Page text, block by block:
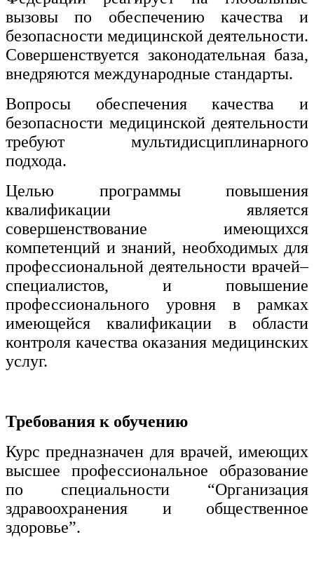
Изобразительное и прикладные виды
искусств
Средства массовой информации и
Управление в технических системах
Ветеринария и зоотехника
Подготовка к периодической
Основные Услуги
Дополнительные Услуги
вызовы по обеспечению качества и
безопасности медицинской деятельности.
Совершенствуется законодательная база,
внедряются международные стандарты.
Вопросы обеспечения качества и
безопасности медицинской деятельности
требуют мультидисциплинарного
подхода.
Целью программы повышения
квалификации является
совершенствование имеющихся
компетенций и знаний, необходимых для
профессиональной деятельности врачей–
специалистов, и повышение
профессионального уровня в рамках
имеющейся квалификации в области
контроля качества оказания медицинских
услуг.
Требования к обучению
Курс предназначен для врачей, имеющих
высшее профессиональное образование
по специальности “Организация
здравоохранения и общественное
здоровье”.